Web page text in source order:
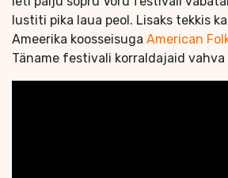
lustiti pika laua peol. Lisaks tekkis
Ameerika koosseisuga American
Täname festivali korraldajaid vahva